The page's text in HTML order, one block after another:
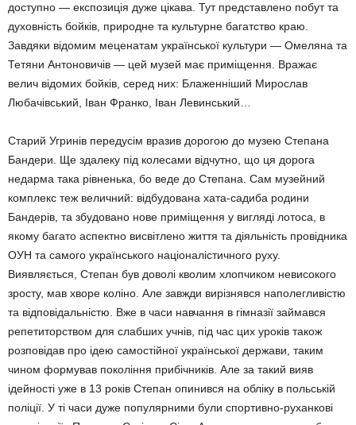
доступно — експозиція дуже цікава. Тут представлено побут та
духовність бойків, природне та культурне багатство краю.
Завдяки відомим меценатам української культури — Омеляна та
Тетяни Антоновичів — цей музей має приміщення. Вражає
велич відомих бойків, серед них: Блаженніший Мирослав
Любачівський, Іван Франко, Іван Левинський…
Старий Угринів передусім вразив дорогою до музею Степана
Бандери. Ще здалеку під колесами відчутно, що ця дорога
недарма така рівненька, бо веде до Степана. Сам музейний
комплекс теж величний: відбудована хата-садиба родини
Бандерів, та збудовано нове приміщення у вигляді лотоса, в
якому багато аспектно висвітлено життя та діяльність провідника
ОУН та самого українського націоналістичного руху.
Виявляється, Степан був доволі кволим хлопчиком невисокого
зросту, мав хворе коліно. Але завжди вирізнявся наполегливістю
та відповідальністю. Вже в часи навчання в гімназії займався
репетиторством для слабших учнів, під час цих уроків також
розповідав про ідею самостійної української держави, таким
чином формував покоління прибічників. Але за такий вияв
ідейності уже в 13 років Степан опинився на обліку в польській
поліції. У ті часи дуже популярними були спортивно-руханкові